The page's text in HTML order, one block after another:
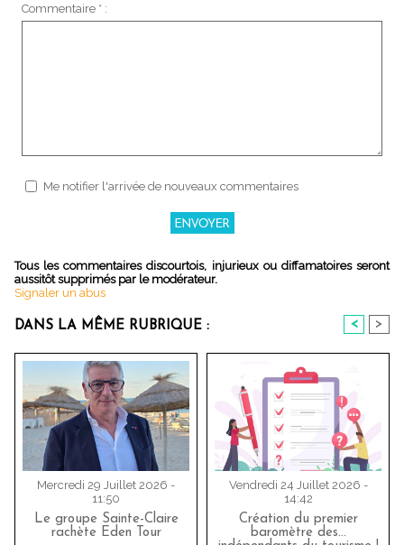
Commentaire * :
Me notifier l'arrivée de nouveaux commentaires
Tous les commentaires discourtois, injurieux ou diffamatoires seront
aussitôt supprimés par le modérateur.
Signaler un abus
DANS LA MÊME RUBRIQUE : < >
Mercredi 29 Juillet 2026 -
11:50
Le groupe Sainte-Claire
rachète Eden Tour
Vendredi 24 Juillet 2026 -
14:42
Création du premier
baromètre des…